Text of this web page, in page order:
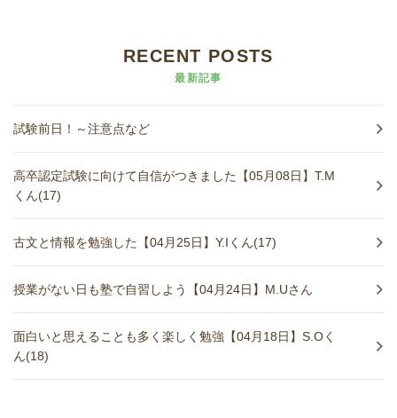
RECENT POSTS
最新記事
試験前日！～注意点など
高卒認定試験に向けて自信がつきました【05月08日】T.M
くん(17)
古文と情報を勉強した【04月25日】Y.Iくん(17)
授業がない日も塾で自習しよう【04月24日】M.Uさん
面白いと思えることも多く楽しく勉強【04月18日】S.Oく
ん(18)